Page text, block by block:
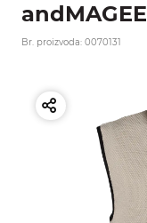
andMAGEE
Br. proizvoda: 0070131